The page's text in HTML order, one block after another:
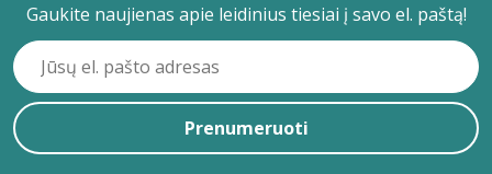
Gaukite naujienas apie leidinius tiesiai į savo el. paštą!
Prenumeruoti